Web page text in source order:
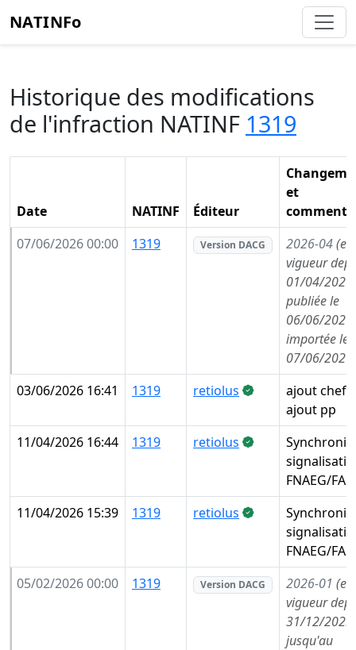
NATINFo
Historique des modifications
de l'infraction NATINF 1319
Date NATINF Éditeur
et
07/06/2026 00:00
1319 Version DACG 2026-04(en
vigueur
01/04/2026,
publiée le
06/06/2026,
importée le
07/06/2026)
03/06/2026 16:41
1319 retiolus
ajout chef +
ajout pp
11/04/2026 16:44
1319 retiolus
FNAEG/
11/04/2026 15:39
1319 retiolus
FNAEG/
05/02/2026 00:00
1319 Version DACG 2026-01 (en
vigueur
31/12/2025,
jusqu'au